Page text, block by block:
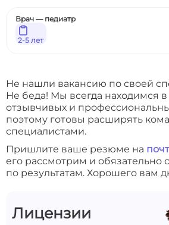
Врач — педиатр
2-5 лет
Не нашли вакансию по своей
Не беда! Мы всегда находимся в
отзывчивых и
поэтому готовы расширять
специалистами.
Пришлите ваше резюме на
его рассмотрим и обязательно
по результатам. Хорошего вам
Лицензии